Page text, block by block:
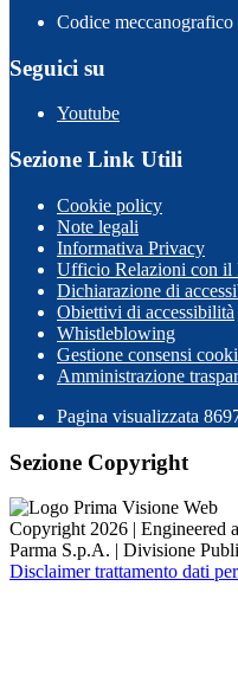
Codice
Seguici su
Youtube
Sezione Link Utili
Cookie policy
Note legali
Informativa Privacy
Ufficio Relazioni con il
Dichiarazione di
Obiettivi di accessibilità
Whistleblowing
Gestione consensi
Amministrazione
Pagina visualizzata
Sezione Copyright
Copyright 2026 | Engineered
Parma S.p.A. | Divisione
Disclaimer trattamento dati